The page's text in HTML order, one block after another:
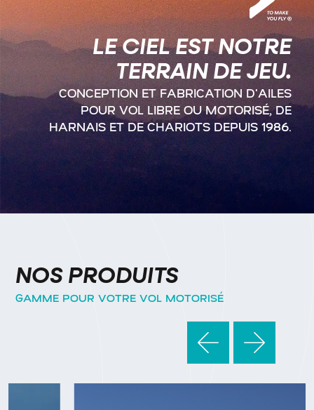
LE CIEL EST NOTRE
TERRAIN DE JEU.
CONCEPTION ET FABRICATION D'AILES
POUR VOL LIBRE OU MOTORISÉ, DE
HARNAIS ET DE CHARIOTS DEPUIS 1986.
NOS PRODUITS
GAMME POUR VOTRE VOL MOTORISÉ